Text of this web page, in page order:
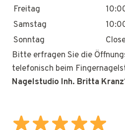
Freitag
Samstag
Sonntag
Bitte erfragen Sie die
telefonisch beim
Nagelstudio Inh. Britta Kranz